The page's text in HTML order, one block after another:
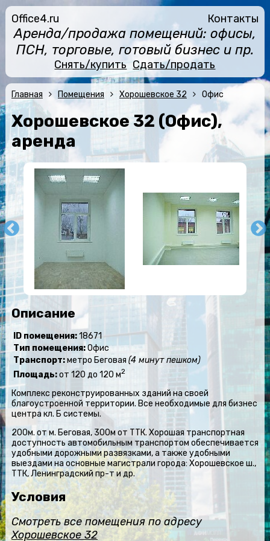
Office4.ru Контакты
Аренда/продажа помещений: офисы,
ПСН, торговые, готовый бизнес и пр.
Снять/купить Сдать/продать
Главная Помещения Хорошевское 32 Офис
Хорошевское 32 (Офис),
аренда
Описание
ID помещения:18671
Тип помещения:Офис
Транспорт:метро Беговая(4 минут пешком)
Площадь:от 120 до 120 м2
Комплекс реконструированных зданий на своей
благоустроенной территории. Все необходимые для бизнес
центра кл. Б системы.
200м. от м. Беговая, 300м от ТТК. Хорошая транспортная
доступность автомобильным транспортом обеспечивается
удобными дорожными развязками, а также удобными
выездами на основные магистрали города: Хорошевское ш.,
ТТК, Ленинградский пр-т и др.
Условия
Смотреть все помещения по адресу
Хорошевское 32